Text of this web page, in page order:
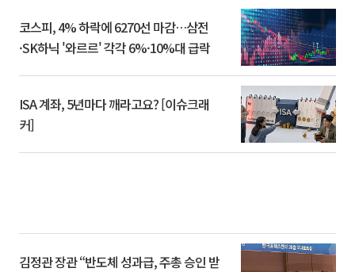
코스피, 4% 하락에 6270선 마감…삼전
·SK하닉 '와르르' 각각 6%·10%대 급락
ISA 계좌, 5년마다 깨라고요? [이슈크래
커]
김정관 장관 “반도체 성과급, 주총 승인 받